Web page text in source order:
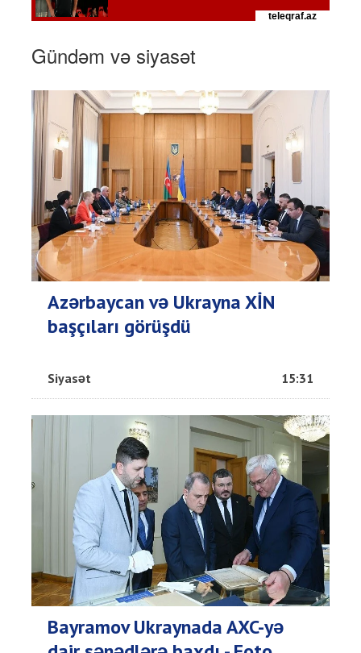
Gündəm və siyasət
Azərbaycan və Ukrayna XİN
başçıları görüşdü
Siyasət 15:31
Bayramov Ukraynada AXC-yə